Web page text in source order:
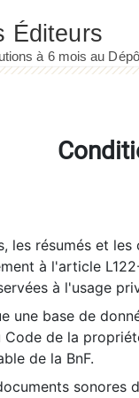
les résumés et
à l'article
à l'usage
une base de
de la
de la BnF.
sonores